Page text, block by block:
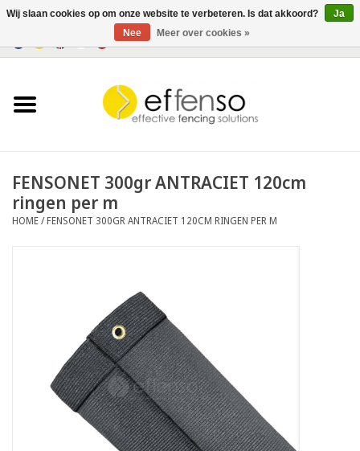
Verlichting
FENSONET 300gr ANTRACIET 120cm
ringen per m
HOME /FENSONET 300GR ANTRACIET 120CM RINGEN PER M
Wij slaan cookies op om onze website te verbeteren. Is dat akkoord?
Ja
Nee
Meer over cookies »